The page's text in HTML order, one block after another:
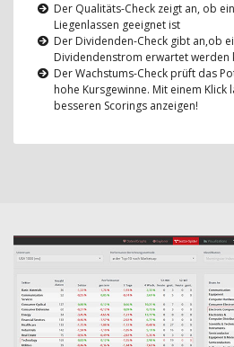
Der Qualitäts-Check zeigt an, ob
Liegenlassen geeignet ist
Der Dividenden-Check gibt an,ob
Dividendenstrom erwartet werden
Der Wachstums-Check prüft das
hohe Kursgewinne. Mit einem Klick
besseren Scorings anzeigen!